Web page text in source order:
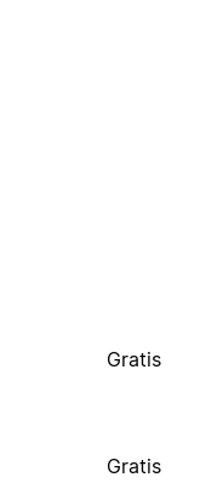
Gratis
Gratis